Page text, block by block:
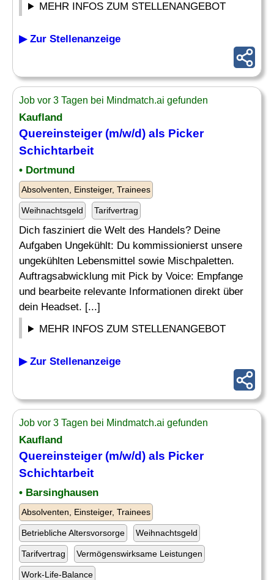
MEHR INFOS ZUM STELLENANGEBOT
▶ Zur Stellenanzeige
Job vor 3 Tagen bei Mindmatch.ai gefunden
Kaufland
Quereinsteiger (m/w/d) als Picker
Schichtarbeit
• Dortmund
Absolventen, Einsteiger, Trainees
Weihnachtsgeld Tarifvertrag
Dich fasziniert die Welt des Handels? Deine
Aufgaben Ungekühlt: Du kommissionierst unsere
ungekühlten Lebensmittel sowie Mischpaletten.
Auftragsabwicklung mit Pick by Voice: Empfange
und bearbeite relevante Informationen direkt über
dein Headset. [...]
MEHR INFOS ZUM STELLENANGEBOT
▶ Zur Stellenanzeige
Job vor 3 Tagen bei Mindmatch.ai gefunden
Kaufland
Quereinsteiger (m/w/d) als Picker
Schichtarbeit
• Barsinghausen
Absolventen, Einsteiger, Trainees
Betriebliche Altersvorsorge Weihnachtsgeld
Tarifvertrag Vermögenswirksame Leistungen
Work-Life-Balance